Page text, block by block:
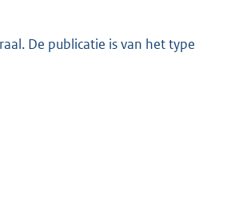
De publicatie is van het type